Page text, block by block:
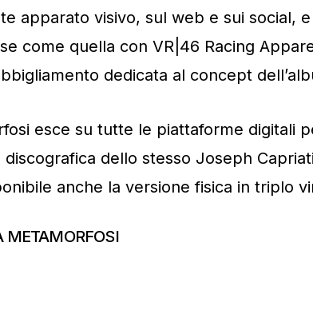
apparato visivo, sul web e sui social,
come quella con VR|46 Racing
dedicata al concept
esce su tutte le piattaforme digitali
dello stesso Joseph
anche la versione fisica in triplo
METAMORFOSI